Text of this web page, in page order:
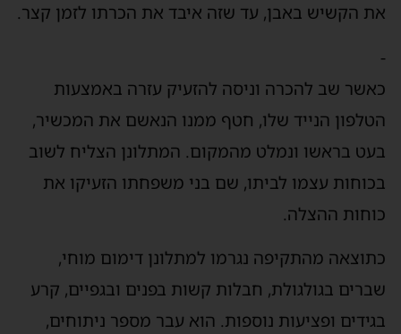
את הקשיש באבן, עד שזה איבד את הכרתו לזמן קצר.
-
כאשר שב להכרה וניסה להזעיק עזרה באמצעות
הטלפון הנייד שלו, חטף ממנו הנאשם את המכשיר,
בעט בראשו ונמלט מהמקום. המתלונן הצליח לשוב
בכוחות עצמו לביתו, שם בני משפחתו הזעיקו את
כוחות ההצלה.
כתוצאה מהתקיפה נגרמו למתלונן דימום מוחי,
שברים בגולגולת, חבלות קשות בפנים ובגפיים, קרע
בגידים ופציעות נוספות. הוא עבר מספר ניתוחים,